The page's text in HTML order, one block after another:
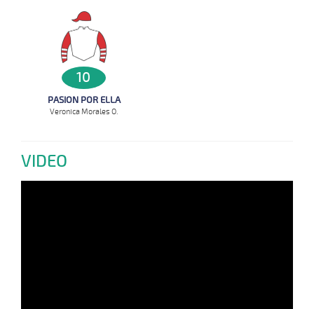
10
PASION POR ELLA
Veronica Morales O.
VIDEO